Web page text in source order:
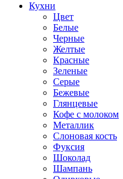
Кухни
Цвет
Белые
Черные
Желтые
Красные
Зеленые
Серые
Бежевые
Глянцевые
Кофе с молоком
Металлик
Слоновая кость
Фуксия
Шоколад
Шампань